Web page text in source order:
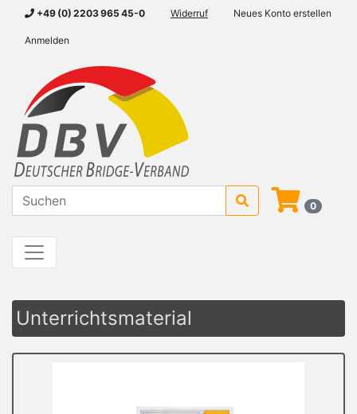
+49 (0) 2203 965 45-0 Widerruf Neues Konto erstellen
Anmelden
0
Unterrichtsmaterial